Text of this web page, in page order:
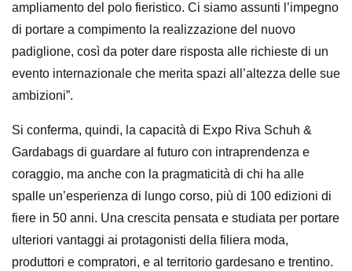
ampliamento del polo fieristico. Ci siamo assunti l’impegno
di portare a compimento la realizzazione del nuovo
padiglione, così da poter dare risposta alle richieste di un
evento internazionale che merita spazi all’altezza delle sue
ambizioni”.
Si conferma, quindi, la capacità di Expo Riva Schuh &
Gardabags di guardare al futuro con intraprendenza e
coraggio, ma anche con la pragmaticità di chi ha alle
spalle un’esperienza di lungo corso, più di 100 edizioni di
fiere in 50 anni. Una crescita pensata e studiata per portare
ulteriori vantaggi ai protagonisti della filiera moda,
produttori e compratori, e al territorio gardesano e trentino.